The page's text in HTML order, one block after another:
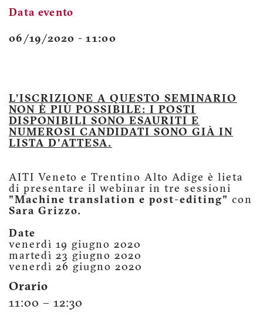
Data evento
06/19/2020 - 11:00
L'ISCRIZIONE A QUESTO SEMINARIO
NON È PIÙ POSSIBILE: I POSTI
DISPONIBILI SONO ESAURITI E
NUMEROSI CANDIDATI SONO GIÀ IN
LISTA D'ATTESA.
AITI Veneto e Trentino Alto Adige è lieta
di presentare il webinar in tre sessioni
"Machine translation e post-editing" con
Sara Grizzo.
Date
venerdì 19 giugno 2020
martedì 23 giugno 2020
venerdì 26 giugno 2020
Orario
11:00 – 12:30